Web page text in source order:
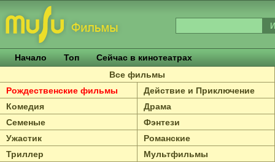
Начало Топ
Сейчас в кинотеатрах
Все фильмы
Рождественские фильмы
Действие и Приключение
Комедия
Драма
Семеные
Фэнтези
Ужастик
Романские
Триллер
Мультфильмы